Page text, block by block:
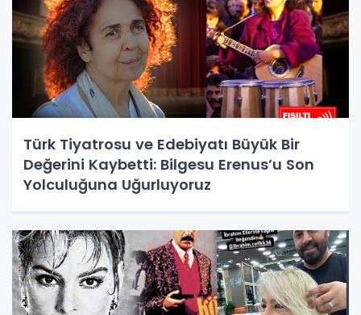
Türk Tiyatrosu ve Edebiyatı Büyük Bir
Değerini Kaybetti: Bilgesu Erenus’u Son
Yolculuğuna Uğurluyoruz